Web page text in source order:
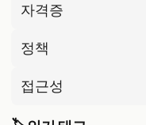
자격증
5 개 게시글
정책
5 개 게시글
접근성
3 개 게시글